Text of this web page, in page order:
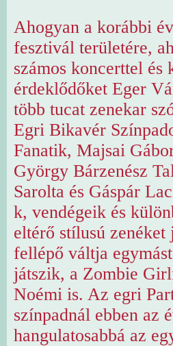
Ahogyan a korábbi
fesztivál területére,
számos koncerttel
érdeklődőket Eger
több tucat zenekar
Egri Bikavér
Fanatik, Majsai
György Bárzenész
Sarolta és Gáspár
k, vendégeik és
eltérő stílusú zenéket
fellépő váltja
játszik, a Zombie
Noémi is. Az egri
színpadnál ebben az
hangulatosabbá az